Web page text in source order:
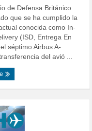
de Defensa Británico
que se ha cumplido la
conocida como In-
(ISD, Entrega En
séptimo Airbus A-
del avió ...